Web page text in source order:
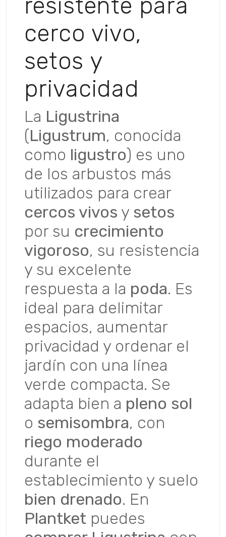
resistente para
cerco vivo,
setos y
privacidad
La Ligustrina
(Ligustrum, conocida
como ligustro) es uno
de los arbustos más
utilizados para crear
cercos vivos y setos
por su crecimiento
vigoroso, su resistencia
y su excelente
respuesta a la poda. Es
ideal para delimitar
espacios, aumentar
privacidad y ordenar el
jardín con una línea
verde compacta. Se
adapta bien a pleno sol
o semisombra, con
riego moderado
durante el
establecimiento y suelo
bien drenado. En
Plantket puedes